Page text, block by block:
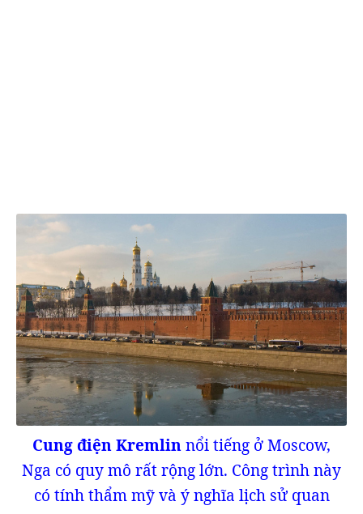
Cung điện Kremlinnổi tiếng ở Moscow,
Nga có quy mô rất rộng lớn. Công trình này
có tính thẩm mỹ và ý nghĩa lịch sử quan